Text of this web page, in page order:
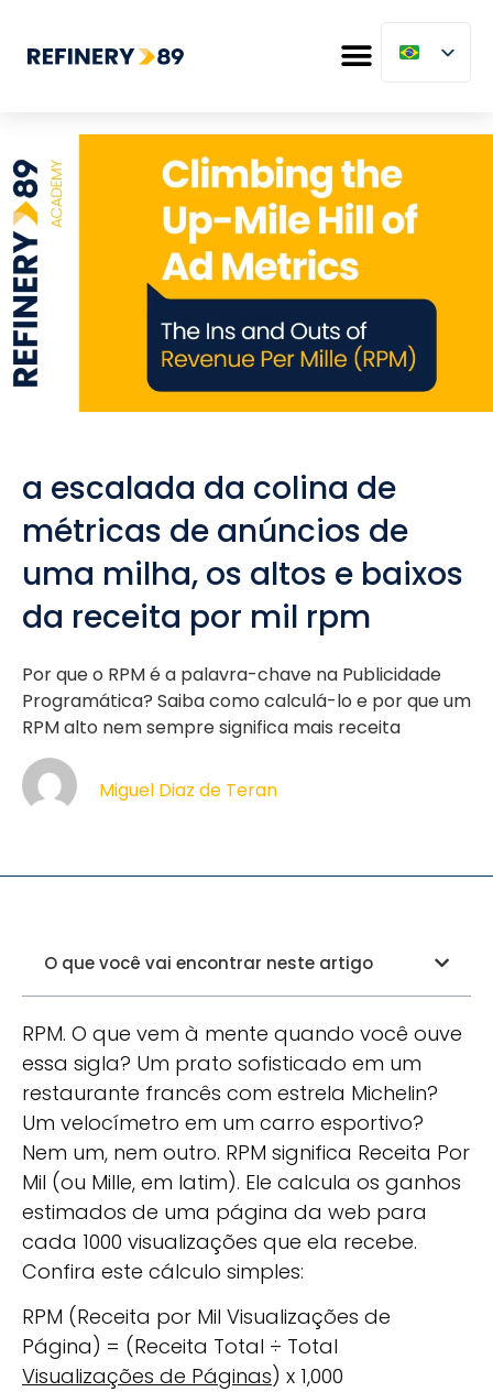
a escalada da colina de
métricas de anúncios de
uma milha, os altos e baixos
da receita por mil rpm
Por que o RPM é a palavra-chave na Publicidade
Programática? Saiba como calculá-lo e por que um
RPM alto nem sempre significa mais receita
Miguel Diaz de Teran
O que você vai encontrar neste artigo
RPM. O que vem à mente quando você ouve
essa sigla? Um prato sofisticado em um
restaurante francês com estrela Michelin?
Um velocímetro em um carro esportivo?
Nem um, nem outro. RPM significa Receita Por
Mil (ou Mille, em latim). Ele calcula os ganhos
estimados de uma página da web para
cada 1000 visualizações que ela recebe.
Confira este cálculo simples:
RPM (Receita por Mil Visualizações de
Página) = (Receita Total ÷ Total
Visualizações de Páginas) x 1,000